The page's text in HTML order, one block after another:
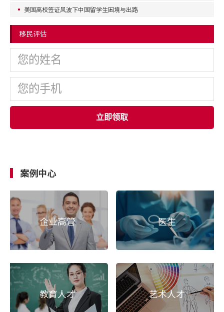
美国高校签证风波下中国留学生困境与出路
移民评估
立即领取
案例中心
企业高管 医生
教育人才 艺术人才